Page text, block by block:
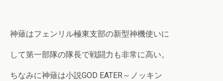
神薙はフェンリル極東支部の新型神機使いに
して第一部隊の隊長で戦闘力も非常に高い。
ちなみに神薙は小説GOD EATER～ノッキン